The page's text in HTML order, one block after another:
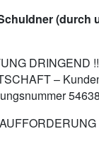
(durch
DRINGEND
–
54638